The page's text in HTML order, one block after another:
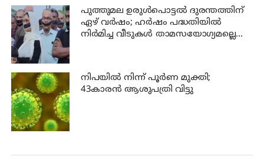
പുത്തുമല ഉരുള്‍പൊട്ടല്‍ ദുരന്തത്തിന്
ഏഴ് വര്‍ഷം; ഹര്‍ഷം പദ്ധതിയില്‍
നിര്‍മിച്ച വീടുകള്‍ താമസയോഗ്യമല്ലെന്ന്
നിപയില്‍ നിന്ന് പൂര്‍ണ മുക്തി;
43കാരന്‍ ആശുപത്രി വിട്ടു